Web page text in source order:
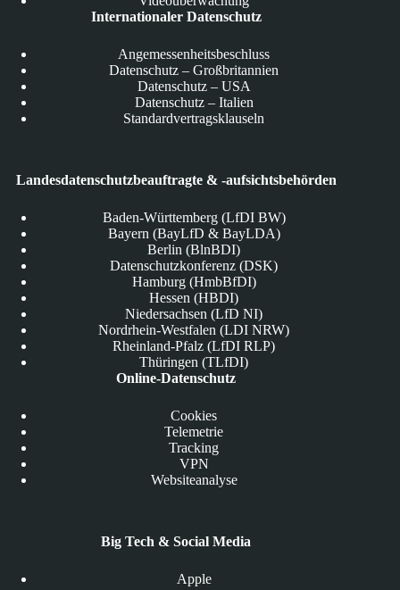
Internationaler Datenschutz
Angemessenheitsbeschluss
Datenschutz – Großbritannien
Datenschutz – USA
Datenschutz – Italien
Standardvertragsklauseln
Landesdatenschutzbeauftragte & -aufsichtsbehörden
Baden-Württemberg (LfDI BW)
Bayern (BayLfD & BayLDA)
Berlin (BlnBDI)
Datenschutzkonferenz (DSK)
Hamburg (HmbBfDI)
Hessen (HBDI)
Niedersachsen (LfD NI)
Nordrhein-Westfalen (LDI NRW)
Rheinland-Pfalz (LfDI RLP)
Thüringen (TLfDI)
Online-Datenschutz
Cookies
Telemetrie
Tracking
VPN
Websiteanalyse
Big Tech & Social Media
Apple